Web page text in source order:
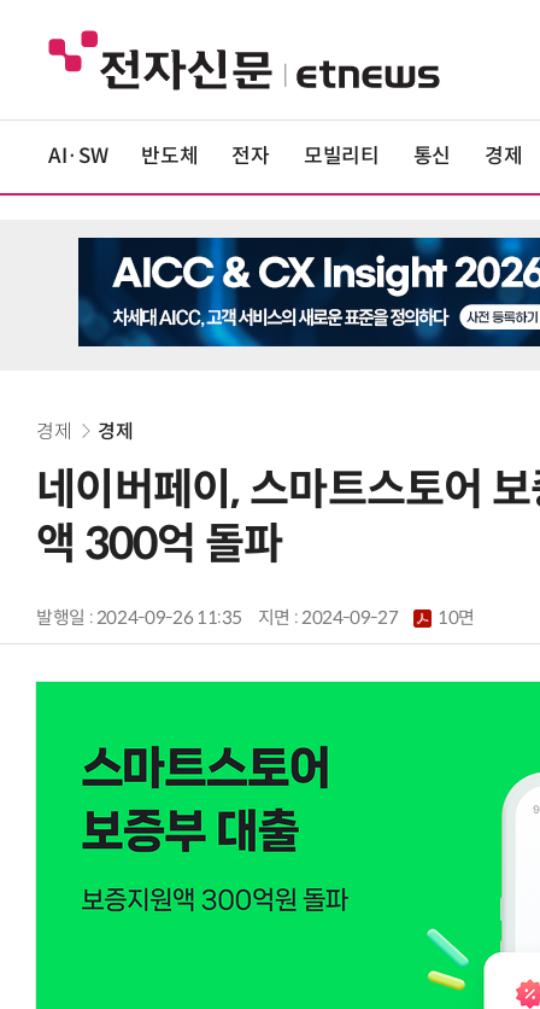
AI·SW 반도체 전자 모빌리티 통신 경제
경제 경제
네이버페이, 스마트스토어
액 300억 돌파
발행일 : 2024-09-26 11:35 지면 :2024-09-27 10면